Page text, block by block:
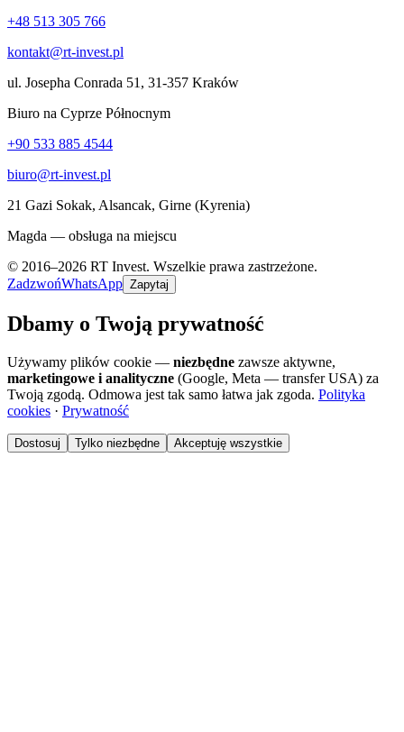
+48 513 305 766
kontakt@rt-invest.pl
ul. Josepha Conrada 51, 31-357 Kraków
Biuro na Cyprze Północnym
+90 533 885 4544
biuro@rt-invest.pl
21 Gazi Sokak, Alsancak, Girne (Kyrenia)
Magda — obsługa na miejscu
© 2016–2026 RT Invest. Wszelkie prawa zastrzeżone.
ZadzwońWhatsApp Zapytaj
Dbamy o Twoją prywatność
Używamy plików cookie — niezbędne zawsze aktywne,
marketingowe i analityczne (Google, Meta — transfer USA) za
Twoją zgodą. Odmowa jest tak samo łatwa jak zgoda. Polityka
cookies · Prywatność
Dostosuj Tylko niezbędne Akceptuję wszystkie